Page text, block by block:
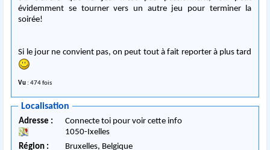
évidemment se tourner vers un autre jeu pour terminer la
soirée!
Si le jour ne convient pas, on peut tout à fait reporter à plus tard
Vu : 474 fois
Localisation
Adresse :
Connecte toi pour voir cette info
1050-Ixelles
Région :
Bruxelles, Belgique